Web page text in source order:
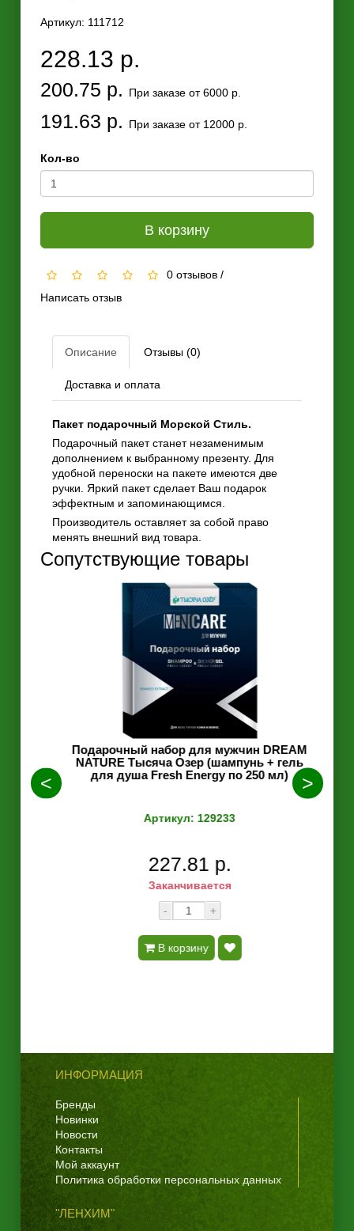
Артикул: 111712
228.13 р.
200.75 р. При заказе от 6000 р.
191.63 р. При заказе от 12000 р.
Кол-во
В корзину
0 отзывов /
Написать отзыв
Описание Отзывы (0)
Доставка и оплата
Пакет подарочный Морской Стиль.
Подарочный пакет станет незаменимым
дополнением к выбранному презенту. Для
удобной переноски на пакете имеются две
ручки. Яркий пакет сделает Ваш подарок
эффектным и запоминающимся.
Производитель оставляет за собой право
менять внешний вид товара.
Сопутствующие товары
Подарочный набор для мужчин DREAM
NATURE Тысяча Озер (шампунь + гель
для душа Fresh Energy по 250 мл)
Артикул: 129233
227.81 р.
Заканчивается
В корзину
ИНФОРМАЦИЯ
Бренды
Новинки
Новости
Контакты
Мой аккаунт
Политика обработки персональных данных
"ЛЕНХИМ"